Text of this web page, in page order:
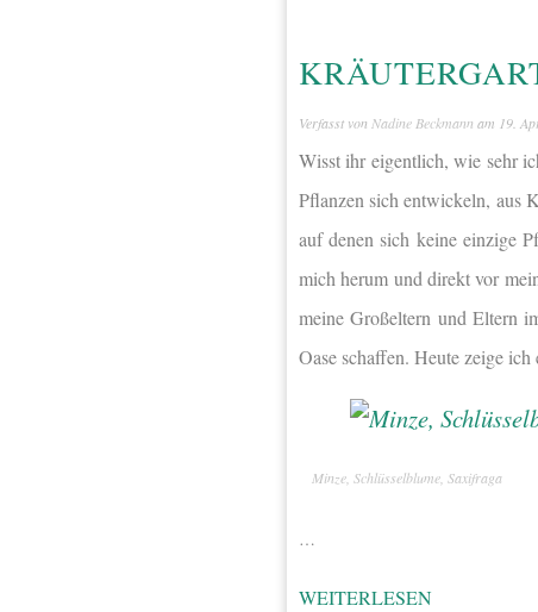
Verfasst von Nadine Beckmann am 19.
Wisst ihr eigentlich, wie sehr
Pflanzen sich entwickeln, aus
auf denen sich keine einzige
mich herum und direkt vor
meine Großeltern und Eltern
Oase schaffen. Heute zeige
Minze, Schlüsselblume, Saxifraga
…
WEITERLESEN